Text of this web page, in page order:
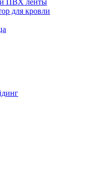
и ПВХ ленты
для кровли